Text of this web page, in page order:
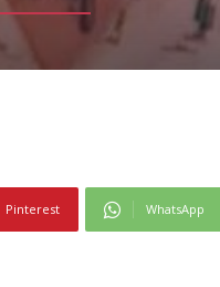
Pinterest WhatsApp